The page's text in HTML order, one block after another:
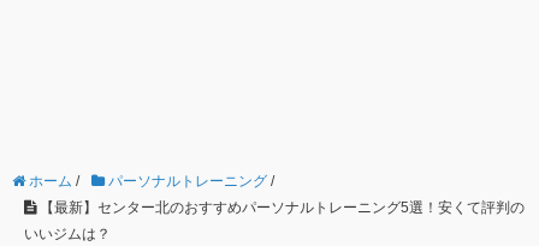
ホーム / パーソナルトレーニング /
【最新】センター北のおすすめパーソナルトレーニング5選！安くて評判の
いいジムは？